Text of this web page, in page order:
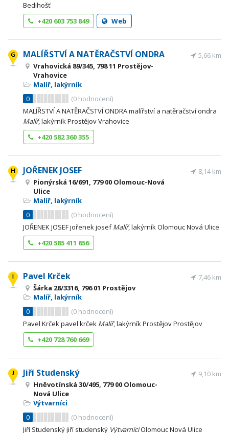
Bedihošť
+420 603 753 849
Web
MALÍŘSTVÍ A NATĚRAČSTVÍ ONDRA
Vrahovická 89/345, 798 11 Prostějov-
Vrahovice
Malíř, lakýrník
0
(0 hodnocení)
5,66 km
MALÍŘSTVÍ A NATĚRAČSTVÍ ONDRA malířství a natěračství ondra
Malíř, lakýrník Prostějov Vrahovice
+420 582 360 355
JOŘENEK JOSEF
Pionýrská 16/691, 779 00 Olomouc-Nová
Ulice
Malíř, lakýrník
0
(0 hodnocení)
8,14 km
JOŘENEK JOSEF jořenek josefMalíř, lakýrník Olomouc Nová Ulice
+420 585 411 656
Pavel Krček
Šárka 28/3316, 796 01 Prostějov
Malíř, lakýrník
0
(0 hodnocení)
7,46 km
Pavel Krček pavel krček Malíř, lakýrník Prostějov Prostějov
+420 728 760 669
Jiří Studenský
Hněvotínská 30/495, 779 00 Olomouc-
Nová Ulice
Výtvarníci
0
(0 hodnocení)
9,10 km
Jiří Studenský jiří studenský VýtvarníciOlomouc Nová Ulice